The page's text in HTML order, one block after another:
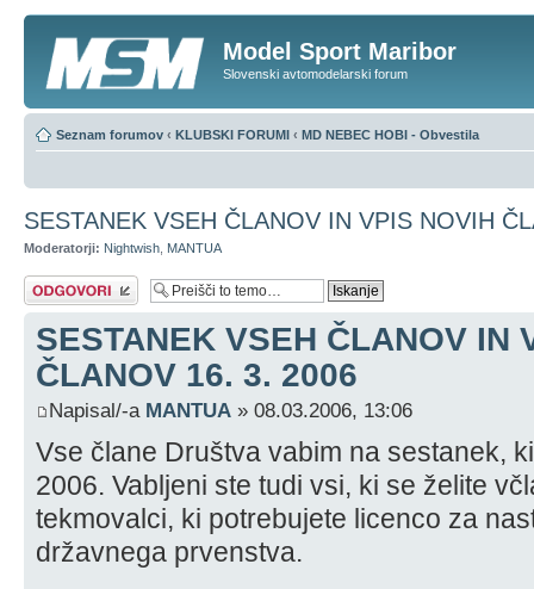
Model Sport Maribor
Slovenski avtomodelarski forum
Seznam forumov ‹ KLUBSKI FORUMI ‹ MD NEBEC HOBI - Obvestila
SESTANEK VSEH ČLANOV IN VPIS NOVIH
Moderatorji: Nightwish MANTUA
Napiši odgovor
SESTANEK VSEH ČLANOV IN
ČLANOV 16. 3. 2006
Napisal/-a MANTUA » 08.03.2006, 13:06
Vse člane Društva vabim na sestanek,
2006. Vabljeni ste tudi vsi, ki se želite
tekmovalci, ki potrebujete licenco za
državnega prvenstva.